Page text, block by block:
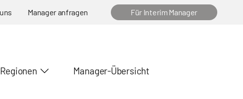
Manager anfragen Für Interim Manager
Regionen Manager-Übersicht